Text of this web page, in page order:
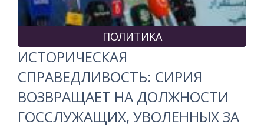
ПОЛИТИКА
ИСТОРИЧЕСКАЯ
СПРАВЕДЛИВОСТЬ: СИРИЯ
ВОЗВРАЩАЕТ НА ДОЛЖНОСТИ
ГОССЛУЖАЩИХ, УВОЛЕННЫХ ЗА